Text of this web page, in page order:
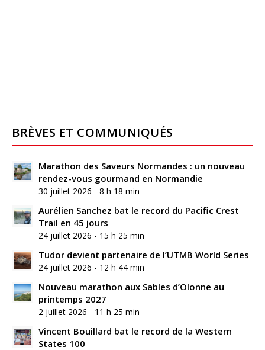
BRÈVES ET COMMUNIQUÉS
Marathon des Saveurs Normandes : un nouveau
rendez-vous gourmand en Normandie
30 juillet 2026 - 8 h 18 min
Aurélien Sanchez bat le record du Pacific Crest
Trail en 45 jours
24 juillet 2026 - 15 h 25 min
Tudor devient partenaire de l’UTMB World Series
24 juillet 2026 - 12 h 44 min
Nouveau marathon aux Sables d’Olonne au
printemps 2027
2 juillet 2026 - 11 h 25 min
Vincent Bouillard bat le record de la Western
States 100